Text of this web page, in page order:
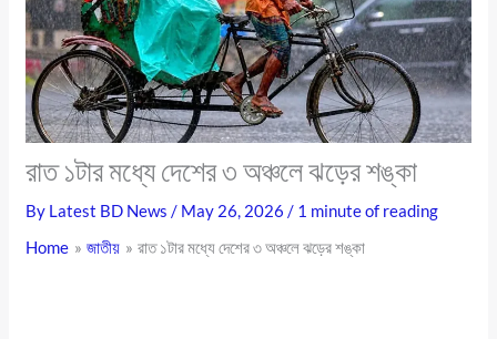
রাত ১টার মধ্যে দেশের ৩ অঞ্চলে ঝড়ের শঙ্কা
By Latest BD News/ May 26, 2026/ 1 minute of reading
Home
জাতীয় রাত ১টার মধ্যে দেশের ৩ অঞ্চলে ঝড়ের শঙ্কা